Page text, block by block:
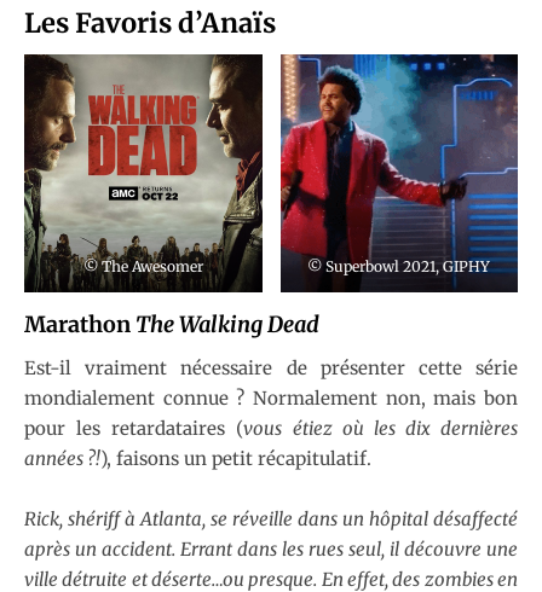
Les Favoris d’Anaïs
© The Awesomer © Superbowl 2021, GIPHY
Marathon The Walking Dead
Est-il vraiment nécessaire de présenter cette série
mondialement connue ? Normalement non, mais bon
pour les retardataires (vous étiez où les dix dernières
années ?!), faisons un petit récapitulatif.
Rick, shériff à Atlanta, se réveille dans un hôpital désaffecté
après un accident. Errant dans les rues seul, il découvre une
ville détruite et déserte…ou presque. En effet, des zombies en